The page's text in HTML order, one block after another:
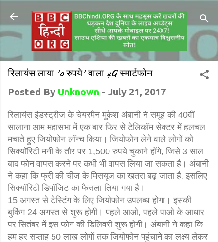
रिलायंस लाया '0 रुपये' वाला 4G स्मार्टफोन
Posted By Unknown - July 21, 2017
रिलायंस इंडस्ट्रीज के चेयरमैन मुकेश अंबानी ने समूह की 40वीं
सालाना आम महासभा में एक बार फिर से टेलिकॉम सेक्टर में हलचल
मचाते हुए जियोफोन लॉन्च किया। जियोफोन लेने वाले लोगों को
सिक्यॉरिटी मनी के तौर पर 1,500 रुपये चुकाने होंगे, जिसे 3 साल
बाद फोन वापस करने पर कभी भी वापस लिया जा सकता है। अंबानी
ने कहा कि फ्री की चीज के मिसयूज का खतरा बढ़ जाता है, इसलिए
सिक्यॉरिटी डिपॉजिट का फैसला लिया गया है।
15 अगस्त से टेस्टिंग के लिए जियोफोन उपलब्ध होगा। इसकी
बुकिंग 24 अगस्त से शुरू होगी। पहले आओ, पहले पाओ के आधार
पर सितंबर में इस फोन की डिलिवरी शुरू होगी। अंबानी ने कहा कि
हम हर सप्ताह 50 लाख लोगों तक जियोफोन पहुंचाने का लक्ष्य लेकर